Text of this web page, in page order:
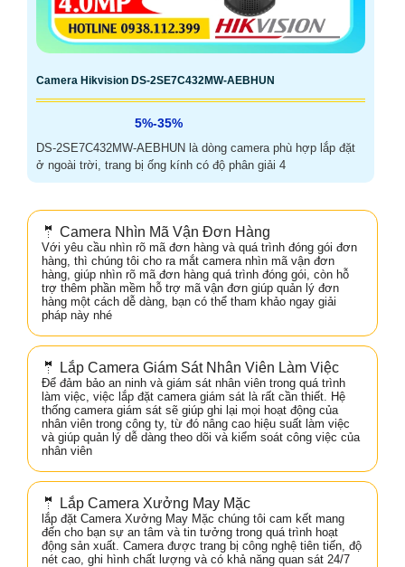
Camera Hikvision DS-2SE7C432MW-AEBHUN
5%-35%
DS-2SE7C432MW-AEBHUN là dòng camera phù hợp lắp đặt
ở ngoài trời, trang bị ống kính có độ phân giải 4
🤵 Camera Nhìn Mã Vận Đơn Hàng
Với yêu cầu nhìn rõ mã đơn hàng và quá trình đóng gói đơn
hàng, thì chúng tôi cho ra mắt camera nhìn mã vận đơn
hàng, giúp nhìn rõ mã đơn hàng quá trình đóng gói, còn hỗ
trợ thêm phần mềm hỗ trợ mã vận đơn giúp quản lý đơn
hàng một cách dễ dàng, bạn có thể tham khảo ngay giải
pháp này nhé
🤵 Lắp Camera Giám Sát Nhân Viên Làm Việc
Để đảm bảo an ninh và giám sát nhân viên trong quá trình
làm việc, việc lắp đặt camera giám sát là rất cần thiết. Hệ
thống camera giám sát sẽ giúp ghi lại mọi hoạt động của
nhân viên trong công ty, từ đó nâng cao hiệu suất làm việc
và giúp quản lý dễ dàng theo dõi và kiểm soát công việc của
nhân viên
🤵 Lắp Camera Xưởng May Mặc
lắp đặt Camera Xưởng May Mặc chúng tôi cam kết mang
đến cho bạn sự an tâm và tin tưởng trong quá trình hoạt
động sản xuất. Camera được trang bị công nghệ tiên tiến, độ
nét cao, ghi hình chất lượng và có khả năng quan sát 24/7